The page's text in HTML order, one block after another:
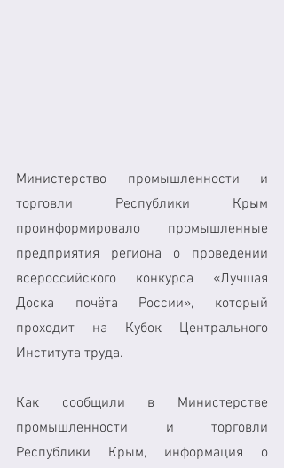
Министерство промышленности и
торговли Республики Крым
проинформировало промышленные
предприятия региона о проведении
всероссийского конкурса «Лучшая
Доска почёта России», который
проходит на Кубок Центрального
Института труда.
Как сообщили в Министерстве
промышленности и торговли
Республики Крым, информация о